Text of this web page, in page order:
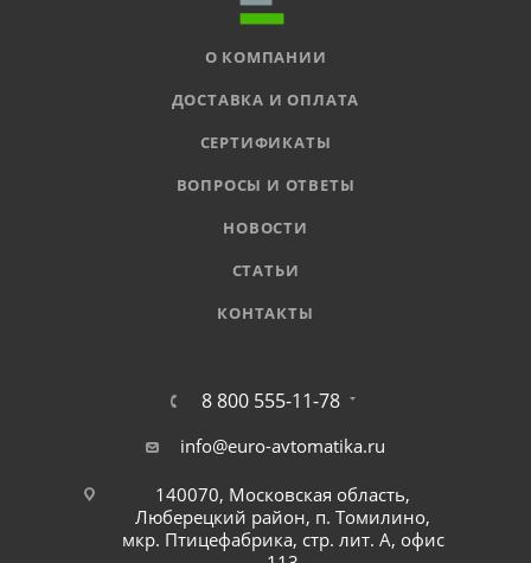
О КОМПАНИИ
ДОСТАВКА И ОПЛАТА
СЕРТИФИКАТЫ
ВОПРОСЫ И ОТВЕТЫ
НОВОСТИ
СТАТЬИ
КОНТАКТЫ
8 800 555-11-78
info@euro-avtomatika.ru
140070, Московская область,
Люберецкий район, п. Томилино,
мкр. Птицефабрика, стр. лит. А, офис